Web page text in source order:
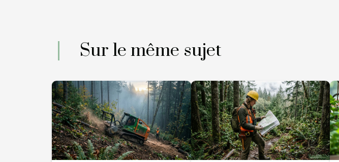
Sur le même sujet